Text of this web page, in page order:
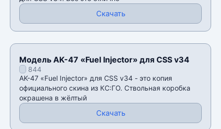
Скачать
Модель AK-47 «Fuel Injector» для CSS v34
844
AK-47 «Fuel Injector» для CSS v34 - это копия
официального скина из КС:ГО. Ствольная коробка
окрашена в жëлтый
Скачать